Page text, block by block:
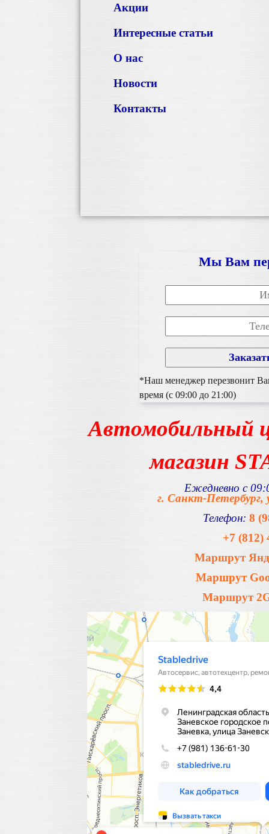
Акции
Интересные статьи
О нас
Новости
Контакты
Мы Вам
*Наш менеджер перезвонит
время (с 09:00 до 21:00)
Автомобильный
магазин
Ежедневно с
г. Санкт-Петербург,
Телефон: 8
+7 (812)
Маршрут
Маршрут
Маршрут